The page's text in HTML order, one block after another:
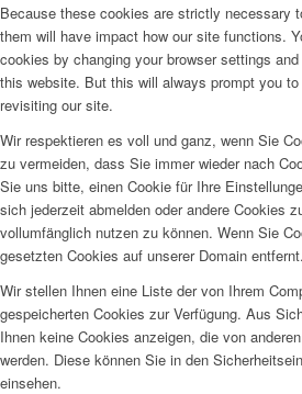
Because these cookies are strictly necessary
them will have impact how our site functions.
cookies by changing your browser settings
this website. But this will always prompt you
revisiting our site.
Wir respektieren es voll und ganz, wenn Sie
zu vermeiden, dass Sie immer wieder nach
Sie uns bitte, einen Cookie für Ihre
sich jederzeit abmelden oder andere Cookies
vollumfänglich nutzen zu können. Wenn Sie
gesetzten Cookies auf unserer Domain entfernt.
Wir stellen Ihnen eine Liste der von Ihrem
gespeicherten Cookies zur Verfügung. Aus
Ihnen keine Cookies anzeigen, die von
werden. Diese können Sie in den
einsehen.